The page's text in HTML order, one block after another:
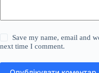
Save my name, email and
next time I comment.